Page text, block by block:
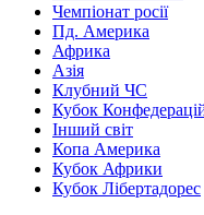
Чемпіонат росії
Пд. Америка
Африка
Азія
Клубний ЧС
Кубок
Інший світ
Копа Америка
Кубок Африки
Кубок Лібертадорес